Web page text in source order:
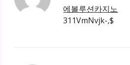
에볼루션카지노
311VmNvjk-,$